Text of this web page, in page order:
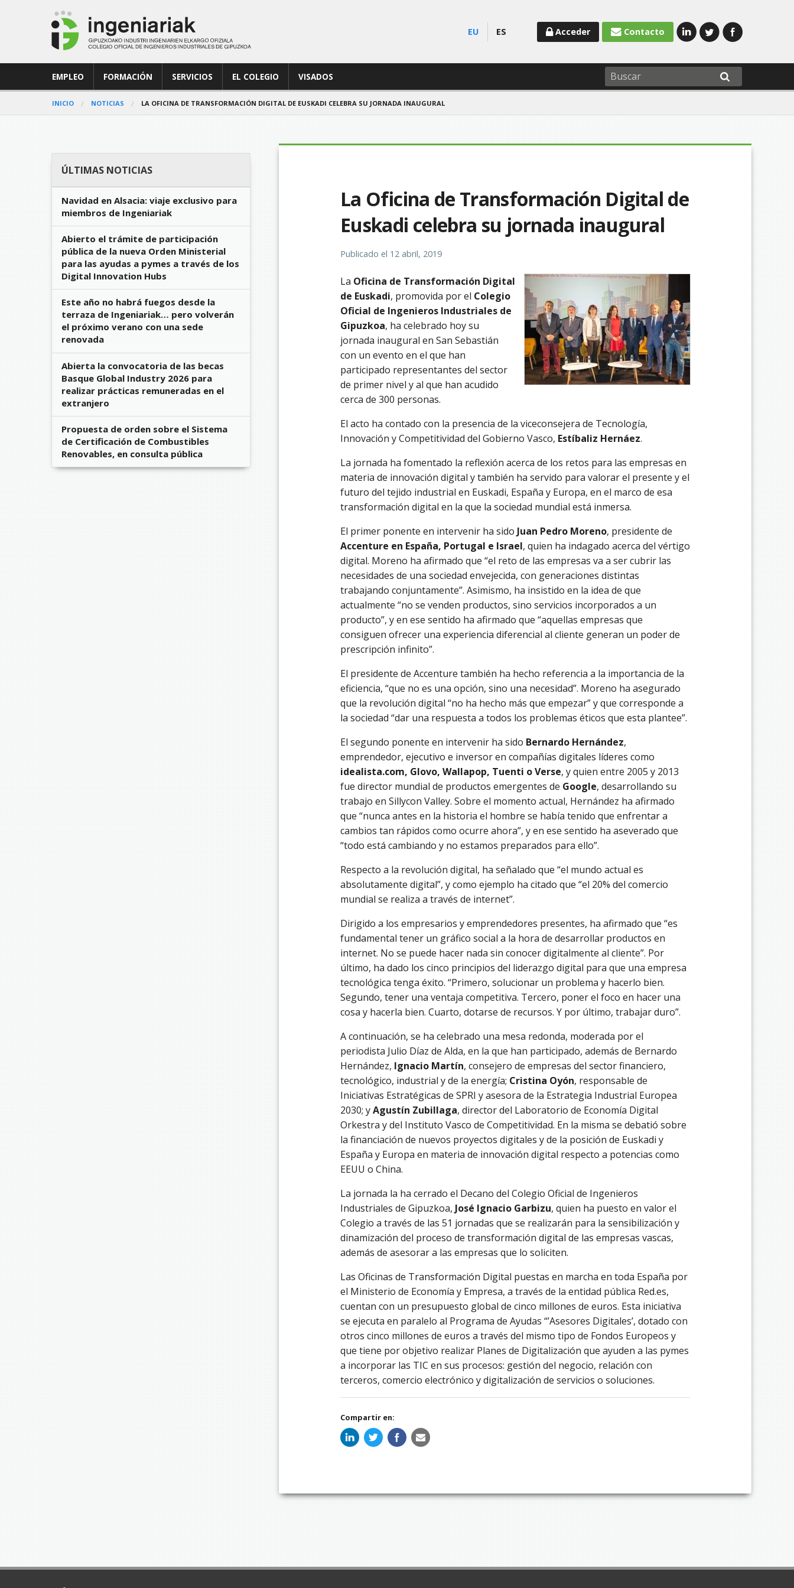
EU ES Contacto
Acceder
EMPLEO FORMACIÓN SERVICIOS EL COLEGIO VISADOS
INICIO NOTICIAS LA OFICINA DE TRANSFORMACIÓN DIGITAL DE EUSKADI CELEBRA SU JORNADA INAUGURAL
La Oficina de Transformación Digital de
Euskadi celebra su jornada inaugural
Publicado el 12 abril, 2019
La Oficina de Transformación Digital
de Euskadi, promovida por el Colegio
Oficial de Ingenieros Industriales de
Gipuzkoa, ha celebrado hoy su
jornada inaugural en San Sebastián
con un evento en el que han
participado representantes del sector
de primer nivel y al que han acudido
cerca de 300 personas.
El acto ha contado con la presencia de la viceconsejera de Tecnología,
Innovación y Competitividad del Gobierno Vasco, Estíbaliz Hernáez.
La jornada ha fomentado la reflexión acerca de los retos para las empresas en
materia de innovación digital y también ha servido para valorar el presente y el
futuro del tejido industrial en Euskadi, España y Europa, en el marco de esa
transformación digital en la que la sociedad mundial está inmersa.
El primer ponente en intervenir ha sido Juan Pedro Moreno, presidente de
Accenture en España, Portugal e Israel, quien ha indagado acerca del vértigo
digital. Moreno ha afirmado que “el reto de las empresas va a ser cubrir las
necesidades de una sociedad envejecida, con generaciones distintas
trabajando conjuntamente”. Asimismo, ha insistido en la idea de que
actualmente “no se venden productos, sino servicios incorporados a un
producto”, y en ese sentido ha afirmado que “aquellas empresas que
consiguen ofrecer una experiencia diferencial al cliente generan un poder de
prescripción infinito”.
El presidente de Accenture también ha hecho referencia a la importancia de la
eficiencia, “que no es una opción, sino una necesidad”. Moreno ha asegurado
que la revolución digital “no ha hecho más que empezar” y que corresponde a
la sociedad “dar una respuesta a todos los problemas éticos que esta plantee”.
El segundo ponente en intervenir ha sido Bernardo Hernández,
emprendedor, ejecutivo e inversor en compañías digitales líderes como
idealista.com, Glovo, Wallapop, Tuenti o Verse, y quien entre 2005 y 2013
fue director mundial de productos emergentes de Google, desarrollando su
trabajo en Sillycon Valley. Sobre el momento actual, Hernández ha afirmado
que “nunca antes en la historia el hombre se había tenido que enfrentar a
cambios tan rápidos como ocurre ahora”, y en ese sentido ha aseverado que
“todo está cambiando y no estamos preparados para ello”.
Respecto a la revolución digital, ha señalado que “el mundo actual es
absolutamente digital”, y como ejemplo ha citado que “el 20% del comercio
mundial se realiza a través de internet”.
Dirigido a los empresarios y emprendedores presentes, ha afirmado que “es
fundamental tener un gráfico social a la hora de desarrollar productos en
internet. No se puede hacer nada sin conocer digitalmente al cliente”. Por
último, ha dado los cinco principios del liderazgo digital para que una empresa
tecnológica tenga éxito. “Primero, solucionar un problema y hacerlo bien.
Segundo, tener una ventaja competitiva. Tercero, poner el foco en hacer una
cosa y hacerla bien. Cuarto, dotarse de recursos. Y por último, trabajar duro”.
A continuación, se ha celebrado una mesa redonda, moderada por el
periodista Julio Díaz de Alda, en la que han participado, además de Bernardo
Hernández, Ignacio Martín, consejero de empresas del sector financiero,
tecnológico, industrial y de la energía; Cristina Oyón, responsable de
Iniciativas Estratégicas de SPRI y asesora de la Estrategia Industrial Europea
2030; yAgustín Zubillaga, director del Laboratorio de Economía Digital
Orkestra y del Instituto Vasco de Competitividad. En la misma se debatió sobre
la financiación de nuevos proyectos digitales y de la posición de Euskadi y
España y Europa en materia de innovación digital respecto a potencias como
EEUU o China.
La jornada la ha cerrado el Decano del Colegio Oficial de Ingenieros
Industriales de Gipuzkoa, José Ignacio Garbizu, quien ha puesto en valor el
Colegio a través de las 51 jornadas que se realizarán para la sensibilización y
dinamización del proceso de transformación digital de las empresas vascas,
además de asesorar a las empresas que lo soliciten.
Las Oficinas de Transformación Digital puestas en marcha en toda España por
el Ministerio de Economía y Empresa, a través de la entidad pública Red.es,
cuentan con un presupuesto global de cinco millones de euros. Esta iniciativa
se ejecuta en paralelo al Programa de Ayudas “’Asesores Digitales’, dotado con
otros cinco millones de euros a través del mismo tipo de Fondos Europeos y
que tiene por objetivo realizar Planes de Digitalización que ayuden a las pymes
a incorporar las TIC en sus procesos: gestión del negocio, relación con
terceros, comercio electrónico y digitalización de servicios o soluciones.
Compartir en:
ÚLTIMAS NOTICIAS
Navidad en Alsacia: viaje exclusivo para
miembros de Ingeniariak
Abierto el trámite de participación
pública de la nueva Orden Ministerial
para las ayudas a pymes a través de los
Digital Innovation Hubs
Este año no habrá fuegos desde la
terraza de Ingeniariak… pero volverán
el próximo verano con una sede
renovada
Abierta la convocatoria de las becas
Basque Global Industry 2026 para
realizar prácticas remuneradas en el
extranjero
Propuesta de orden sobre el Sistema
de Certificación de Combustibles
Renovables, en consulta pública